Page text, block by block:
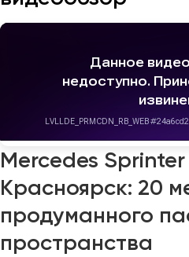
Mercedes
Красноярск: 20
продуманного
пространства
Липецк
Луганск
Магнитогорск
Махачкала
Москва